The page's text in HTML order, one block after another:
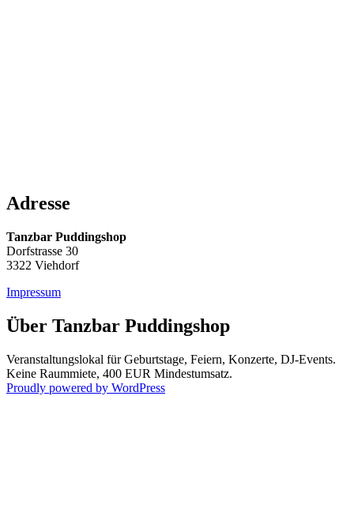
Adresse
Tanzbar Puddingshop
Dorfstrasse 30
3322 Viehdorf
Impressum
Über Tanzbar Puddingshop
Veranstaltungslokal für Geburtstage, Feiern, Konzerte, DJ-Events.
Keine Raummiete, 400 EUR Mindestumsatz.
Proudly powered by WordPress